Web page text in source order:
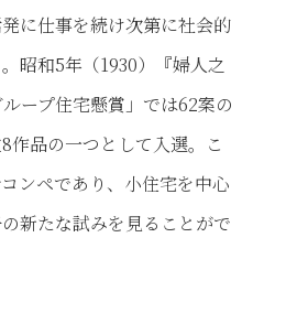
に仕事を続け次第に社会的
昭和5年（1930）『婦人之
ープ住宅懸賞」では62案の
作品の一つとして入選。こ
ンペであり、小住宅を中心
新たな試みを見ることがで